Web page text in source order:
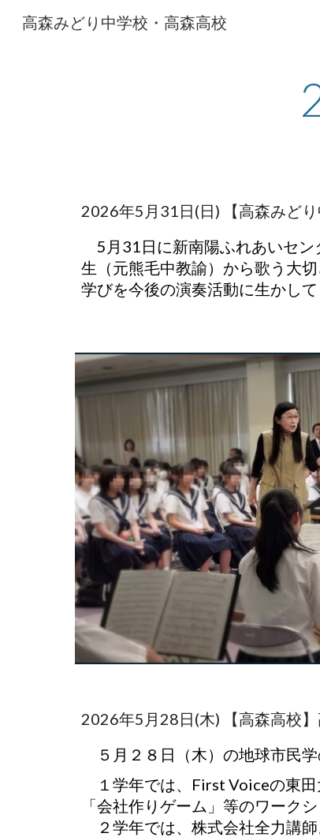
高森みどり中学校・高森高校
2026年5月31日(日) 【高森みど
5月31日に新南陽ふれあいセ
生（元熊毛中教諭）から歌う大
学びを今後の演奏活動に生かして
2026年5月28日(木) 【高森高校
５月２８日（木）の地球市民
１学年では、First Voiceの東田
「会社作りゲーム」等のワーク
２学年では、株式会社全力講